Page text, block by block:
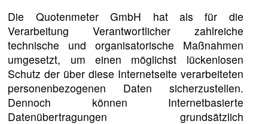
Die Quotenmeter GmbH hat als für die
Verarbeitung Verantwortlicher zahlreiche
technische und organisatorische Maßnahmen
umgesetzt, um einen möglichst lückenlosen
Schutz der über diese Internetseite verarbeiteten
personenbezogenen Daten sicherzustellen.
Dennoch können Internetbasierte
Datenübertragungen grundsätzlich